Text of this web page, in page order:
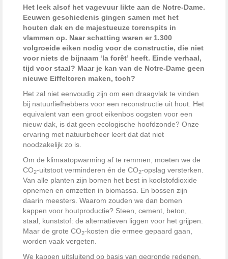
Het leek alsof het vagevuur likte aan de Notre-Dame.
Eeuwen geschiedenis gingen samen met het
houten dak en de majestueuze torenspits in
vlammen op. Naar schatting waren er 1.300
volgroeide eiken nodig voor de constructie, die niet
voor niets de bijnaam ‘la forêt’ heeft. Einde verhaal,
tijd voor staal? Maar je kan van de Notre-Dame geen
nieuwe Eiffeltoren maken, toch?
Het zal niet eenvoudig zijn om een draagvlak te vinden
bij natuurliefhebbers voor een reconstructie uit hout. Het
equivalent van een groot eikenbos oogsten voor een
nieuw dak, is dat geen ecologische hoofdzonde? Onze
ervaring met natuurbeheer leert dat dat niet
noodzakelijk zo is.
Om de klimaatopwarming af te remmen, moeten we de
CO2-uitstoot verminderen én de CO2-opslag versterken.
Van alle planten zijn bomen het best in koolstofdioxide
opnemen en omzetten in biomassa. En bossen zijn
daarin meesters. Waarom zouden we dan bomen
kappen voor houtproductie? Steen, cement, beton,
staal, kunststof: de alternatieven liggen voor het grijpen.
Maar de grote CO2-kosten die ermee gepaard gaan,
worden vaak vergeten.
We kappen uitsluitend op basis van gegronde redenen.